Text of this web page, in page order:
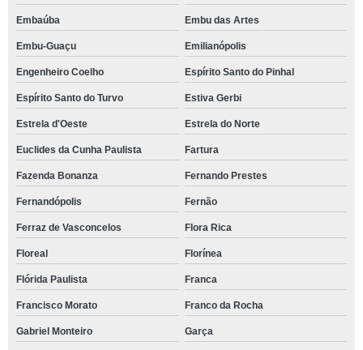
Embaúba Embu das Artes
Embu-Guaçu Emilianópolis
Engenheiro Coelho Espírito Santo do Pinhal
Espírito Santo do Turvo Estiva Gerbi
Estrela d'Oeste Estrela do Norte
Euclides da Cunha Paulista Fartura
Fazenda Bonanza Fernando Prestes
Fernandópolis Fernão
Ferraz de Vasconcelos Flora Rica
Floreal Florínea
Flórida Paulista Franca
Francisco Morato Franco da Rocha
Gabriel Monteiro Garça